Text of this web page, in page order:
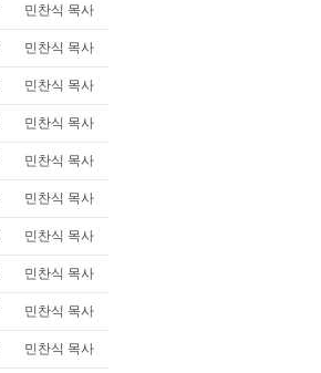
민찬식 목사
민찬식 목사
민찬식 목사
민찬식 목사
민찬식 목사
민찬식 목사
민찬식 목사
민찬식 목사
민찬식 목사
민찬식 목사